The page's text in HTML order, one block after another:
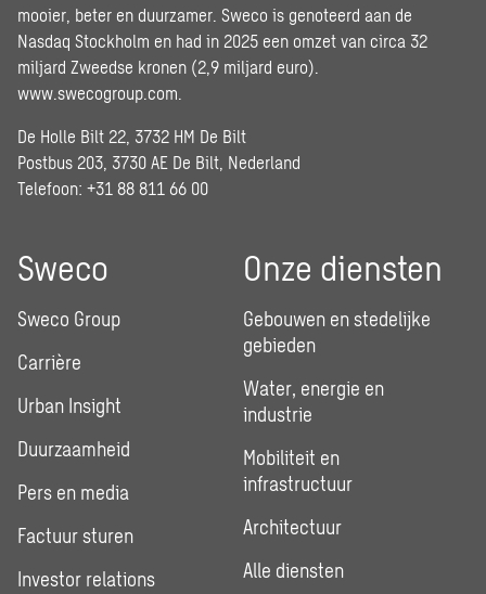
mooier, beter en duurzamer. Sweco is genoteerd aan de
Nasdaq Stockholm en had in 2025 een omzet van circa 32
miljard Zweedse kronen (2,9 miljard euro).
www.swecogroup.com
De Holle Bilt 22, 3732 HM De Bilt
Postbus 203, 3730 AE De Bilt, Nederland
Telefoon: +31 88 811 66 00
Sweco
Sweco Group
Carrière
Urban Insight
Duurzaamheid
Pers en media
Factuur sturen
Investor relations
Onze diensten
Gebouwen en stedelijke
gebieden
Water, energie en
industrie
Mobiliteit en
infrastructuur
Architectuur
Alle diensten